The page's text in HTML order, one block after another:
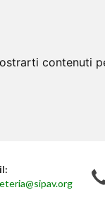
contenuti